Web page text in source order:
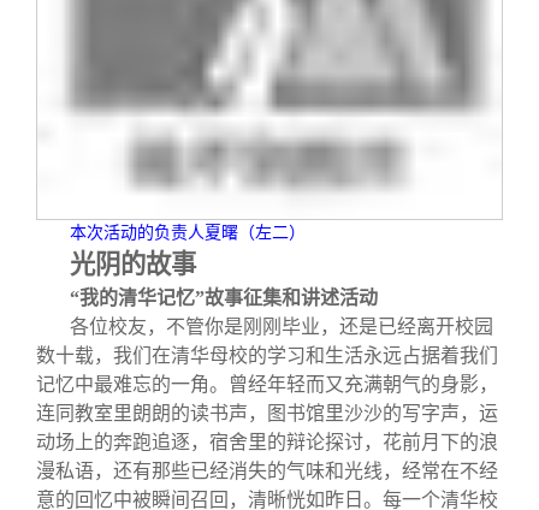
校友讲坛
校友视界
实用信息
总会章程
理事会名单
联系我们
本次活动的负责人夏曙（左二）
光阴的故事
“我的清华记忆”故事征集和讲述活动
各位校友，不管你是刚刚毕业，还是已经离开校园
数十载，我们在清华母校的学习和生活永远占据着我们
记忆中最难忘的一角。曾经年轻而又充满朝气的身影，
连同教室里朗朗的读书声，图书馆里沙沙的写字声，运
动场上的奔跑追逐，宿舍里的辩论探讨，花前月下的浪
漫私语，还有那些已经消失的气味和光线，经常在不经
意的回忆中被瞬间召回，清晰恍如昨日。每一个清华校